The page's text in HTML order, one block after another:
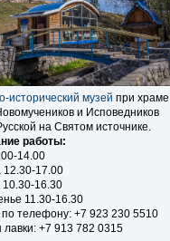
исторический музей при храме
и Исповедников
на Святом источнике.
работы:
14.00
12.30-17.00
16.30
11.30-16.30
телефону: +7 923 230 5510
+7 913 782 0315